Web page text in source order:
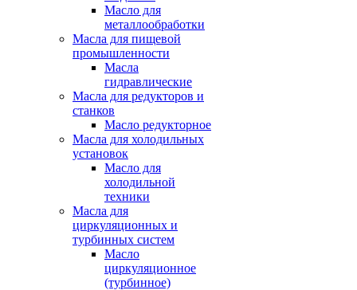
Масло для
металлообработки
Масла для пищевой
промышленности
Масла
гидравлические
Масла для редукторов и
станков
Масло редукторное
Масла для холодильных
установок
Масло для
холодильной
техники
Масла для
циркуляционных и
турбинных систем
Масло
циркуляционное
(турбинное)